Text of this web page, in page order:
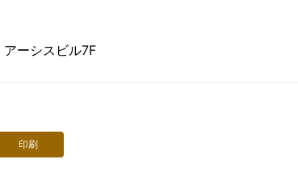
ーシスビル7F
印刷